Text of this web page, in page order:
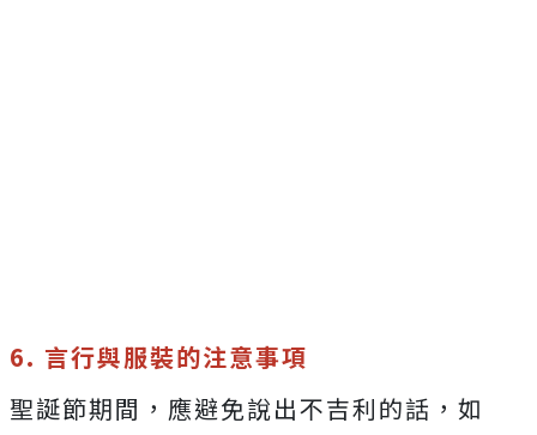
6. 言行與服裝的注意事項
聖誕節期間，應避免說出不吉利的話，如